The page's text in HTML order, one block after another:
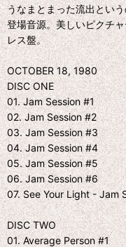
うなまとまった流出とい
登場音源。美しいピクチ
レス盤。
OCTOBER 18, 1980
DISC ONE
01. Jam Session #1
02. Jam Session #2
03. Jam Session #3
04. Jam Session #4
05. Jam Session #5
06. Jam Session #6
07. See Your Light - Jam
DISC TWO
01. Average Person #1